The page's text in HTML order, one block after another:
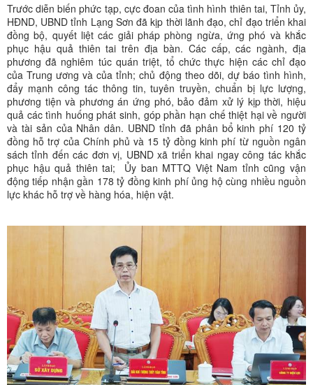
Trước diễn biến phức tạp, cực đoan của tình hình thiên tai, Tỉnh ủy,
HĐND, UBND tỉnh Lạng Sơn đã kịp thời lãnh đạo, chỉ đạo triển khai
đồng bộ, quyết liệt các giải pháp phòng ngừa, ứng phó và khắc
phục hậu quả thiên tai trên địa bàn. Các cấp, các ngành, địa
phương đã nghiêm túc quán triệt, tổ chức thực hiện các chỉ đạo
của Trung ương và của tỉnh; chủ động theo dõi, dự báo tình hình,
đẩy mạnh công tác thông tin, tuyên truyền, chuẩn bị lực lượng,
phương tiện và phương án ứng phó, bảo đảm xử lý kịp thời, hiệu
quả các tình huống phát sinh, góp phần hạn chế thiệt hại về người
và tài sản của Nhân dân. UBND tỉnh đã phân bổ kinh phí 120 tỷ
đồng hỗ trợ của Chính phủ và 15 tỷ đồng kinh phí từ nguồn ngân
sách tỉnh đến các đơn vị, UBND xã triển khai ngay công tác khắc
phục hậu quả thiên tai; Ủy ban MTTQ Việt Nam tỉnh cũng vận
động tiếp nhận gần 178 tỷ đồng kinh phí ủng hộ cùng nhiều nguồn
lực khác hỗ trợ về hàng hóa, hiện vật.